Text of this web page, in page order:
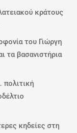
κράτους
του Γιώργη
τα βασανιστήρια
πολιτική
κηδείες στη